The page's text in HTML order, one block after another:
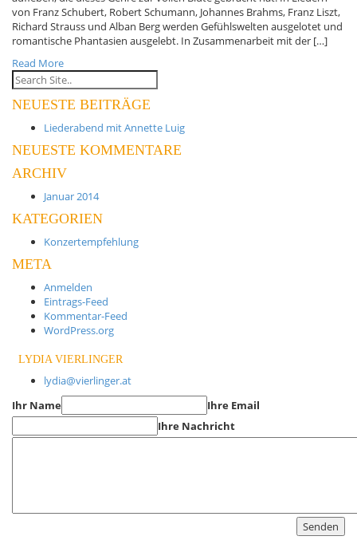
von Franz Schubert, Robert Schumann, Johannes Brahms, Franz Liszt,
Richard Strauss und Alban Berg werden Gefühlswelten ausgelotet und
romantische Phantasien ausgelebt. In Zusammenarbeit mit der […]
Read More
NEUESTE BEITRÄGE
Liederabend mit Annette Luig
NEUESTE KOMMENTARE
ARCHIV
Januar 2014
KATEGORIEN
Konzertempfehlung
META
Anmelden
Eintrags-Feed
Kommentar-Feed
WordPress.org
LYDIA VIERLINGER
lydia@vierlinger.at
Ihr Name
Ihre Email
Ihre Nachricht